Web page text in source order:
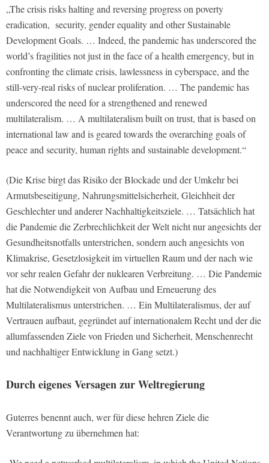
„The crisis risks halting and reversing progress on poverty
eradication, security, gender equality and other Sustainable
Development Goals. … Indeed, the pandemic has underscored the
world’s fragilities not just in the face of a health emergency, but in
confronting the climate crisis, lawlessness in cyberspace, and the
still-very-real risks of nuclear proliferation. … The pandemic has
underscored the need for a strengthened and renewed
multilateralism. … A multilateralism built on trust, that is based on
international law and is geared towards the overarching goals of
peace and security, human rights and sustainable development.“
(Die Krise birgt das Risiko der Blockade und der Umkehr bei
Armutsbeseitigung, Nahrungsmittelsicherheit, Gleichheit der
Geschlechter und anderer Nachhaltigkeitsziele. … Tatsächlich hat
die Pandemie die Zerbrechlichkeit der Welt nicht nur angesichts der
Gesundheitsnotfalls unterstrichen, sondern auch angesichts von
Klimakrise, Gesetzlosigkeit im virtuellen Raum und der nach wie
vor sehr realen Gefahr der nuklearen Verbreitung. … Die Pandemie
hat die Notwendigkeit von Aufbau und Erneuerung des
Multilateralismus unterstrichen. … Ein Multilateralismus, der auf
Vertrauen aufbaut, gegründet auf internationalem Recht und der die
allumfassenden Ziele von Frieden und Sicherheit, Menschenrecht
und nachhaltiger Entwicklung in Gang setzt.)
Durch eigenes Versagen zur Weltregierung
Guterres benennt auch, wer für diese hehren Ziele die
Verantwortung zu übernehmen hat: